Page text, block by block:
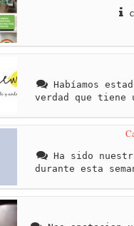
Habíamos
verdad que
Ha sido
durante esta